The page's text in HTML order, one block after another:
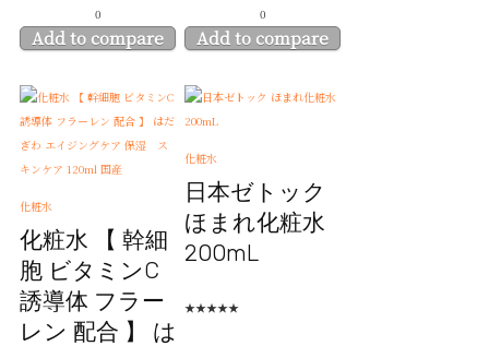
0
Add to compare
化粧水
化粧水 【 幹細
胞 ビタミンC
誘導体 フラー
レン 配合 】 は
0
Add to compare
化粧水
日本ゼトック
ほまれ化粧水
200mL
★★★★★